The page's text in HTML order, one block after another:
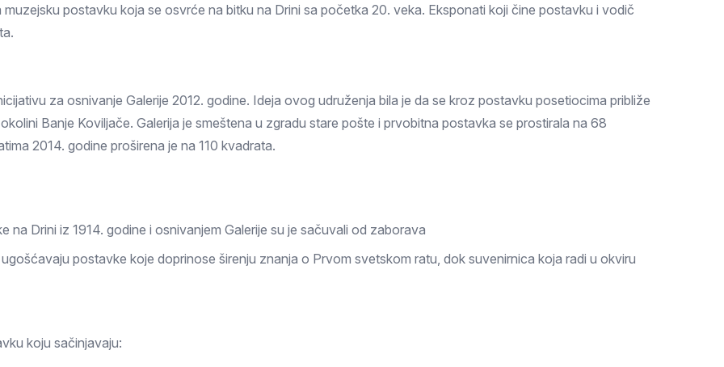
Golija Bačka Topola Palić
postavku koja se osvrće na bitku na Drini sa početka 20. veka. Eksponati koji čine postavku i vodič
za osnivanje Galerije 2012. godine. Ideja ovog udruženja bila je da se kroz postavku posetiocima približe
Banje Koviljače. Galerija je smeštena u zgradu stare pošte i prvobitna postavka se prostirala na 68
2014. godine proširena je na 110 kvadrata.
na Drini iz 1914. godine i osnivanjem Galerije su je sačuvali od zaborava
postavke koje doprinose širenju znanja o Prvom svetskom ratu, dok suvenirnica koja radi u okviru
koju sačinjavaju: